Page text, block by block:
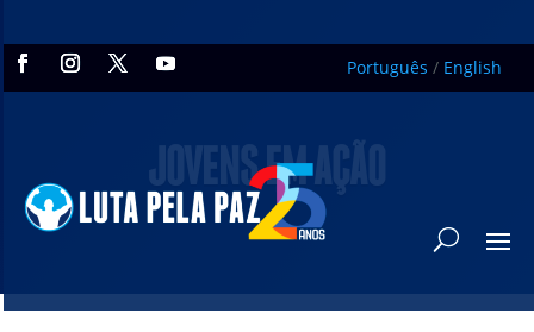
Português / English
JOVENS EM AÇÃO